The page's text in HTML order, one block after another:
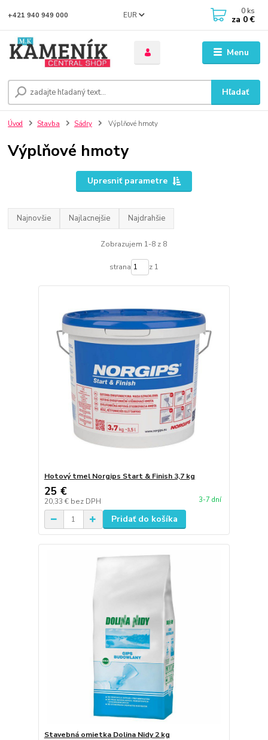
Menu
EUR
Hľadať
+421 940 949 000 0 ks
za 0 €
Úvod Stavba Sádry Výplňové hmoty
Výplňové hmoty
Upresniť parametre
Najnovšie Najlacnejšie Najdrahšie
Zobrazujem 1-8 z 8
strana z 1
Hotový tmel Norgips Start & Finish 3,7 kg
25 €
20,33 € bez DPH 3-7 dní
Pridať do košíka
Stavebná omietka Dolina Nidy 2 kg